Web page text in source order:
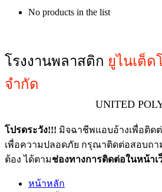
No products in the list
โรงงานพลาสติก ยูไนเต็
จำกัด
UNITED
โปรดระวัง!!! มิจฉาชีพแอบอ้างเพื่อติด
เพื่อความปลอดภัย กรุณาติดต่อสอบถ
ต้อง ได้ตามช่องทางการติดต่อในหน้าเ
หน้าหลัก